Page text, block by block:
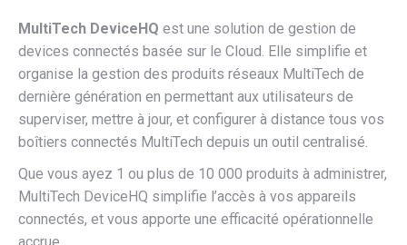
MultiTech DeviceHQ est une solution de gestion de
devices connectés basée sur le Cloud. Elle simplifie et
organise la gestion des produits réseaux MultiTech de
dernière génération en permettant aux utilisateurs de
superviser, mettre à jour, et configurer à distance tous vos
boîtiers connectés MultiTech depuis un outil centralisé.
Que vous ayez 1 ou plus de 10 000 produits à administrer,
MultiTech DeviceHQ simplifie l’accès à vos appareils
connectés, et vous apporte une efficacité opérationnelle